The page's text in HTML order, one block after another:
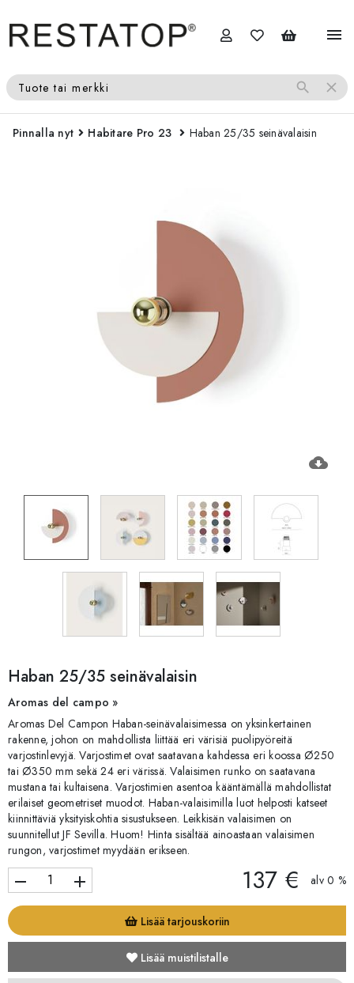
menu
Tuote tai merkki search close
Pinnalla nyt Habitare Pro 23 Haban 25/35 seinävalaisin
cloud_download
Haban 25/35 seinävalaisin
Aromas del campo »
Aromas Del Campon Haban-seinävalaisimessa on yksinkertainen
rakenne, johon on mahdollista liittää eri värisiä puolipyöreitä
varjostinlevyjä. Varjostimet ovat saatavana kahdessa eri koossa Ø250
tai Ø350 mm sekä 24 eri värissä. Valaisimen runko on saatavana
mustana tai kultaisena. Varjostimien asentoa kääntämällä mahdollistat
erilaiset geometriset muodot. Haban-valaisimilla luot helposti katseet
kiinnittäviä yksityiskohtia sisustukseen. Leikkisän valaisimen on
suunnitellut JF Sevilla. Huom! Hinta sisältää ainoastaan valaisimen
rungon, varjostimet myydään erikseen.
remove add 137 € alv 0 %
Lisää tarjouskoriin
Lisää muistilistalle